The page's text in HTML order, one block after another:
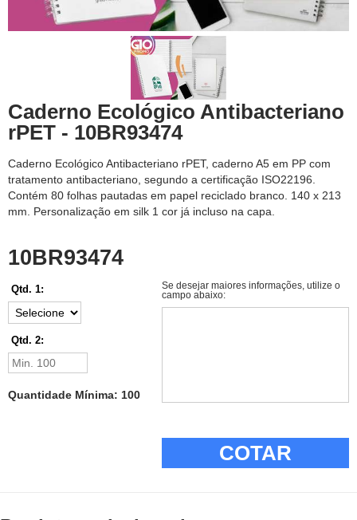
Caderno Ecológico Antibacteriano
rPET - 10BR93474
Caderno Ecológico Antibacteriano rPET, caderno A5 em PP com
tratamento antibacteriano, segundo a certificação ISO22196.
Contém 80 folhas pautadas em papel reciclado branco. 140 x 213
mm. Personalização em silk 1 cor já incluso na capa.
10BR93474
Qtd. 1:
Qtd. 2:
Quantidade Mínima: 100
Se desejar maiores informações, utilize o
campo abaixo:
COTAR